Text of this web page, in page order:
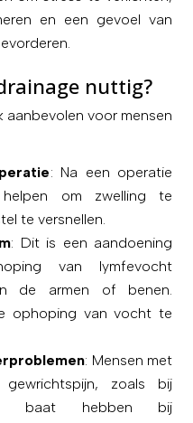
en een gevoel van
nuttig?
voor mensen
: Na een operatie
om zwelling te
te versnellen.
: Dit is een aandoening
van lymfevocht
de armen of benen.
ophoping van vocht te
: Mensen met
zoals bij
baat hebben bij